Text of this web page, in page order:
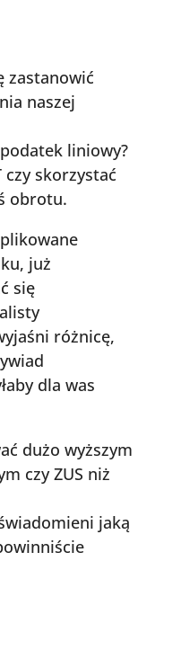
zastanowić
naszej
liniowy?
czy skorzystać
obrotu.
już
się
różnicę,
dla was
dużo wyższym
czy ZUS niż
jaką